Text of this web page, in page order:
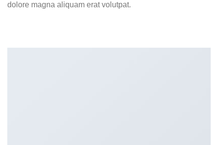
dolore magna aliquam erat volutpat.